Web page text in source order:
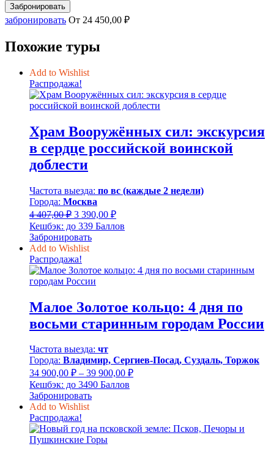
Забронировать
забронировать От 24 450,00 ₽
Похожие туры
Add to Wishlist
Распродажа!
Храм Вооружённых сил: экскурсия
в сердце российской воинской
доблести
Частота выезда: по вс (каждые 2 недели)
Города: Москва
4 407,00₽ Первоначальная
цена
составляла
4
407,00 ₽.
3 390,00 ₽Текущая
цена:
3
Кешбэк: до 339 Баллов
Забронировать
Add to Wishlist
Распродажа!
Малое Золотое кольцо: 4 дня по
восьми старинным городам России
Частота выезда: чт
Города: Владимир, Сергиев-Посад, Суздаль, Торжок
34 900,00 ₽ – 39 900,00 ₽Диапазон
39
Кешбэк: до 3490 Баллов
Забронировать
Add to Wishlist
Распродажа!